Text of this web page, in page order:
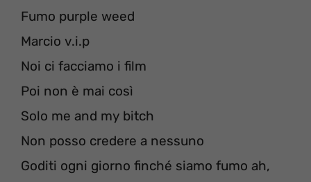
Fumo purple weed
Marcio v.i.p
Noi ci facciamo i film
Poi non è mai così
Solo me and my bitch
Non posso credere a nessuno
Goditi ogni giorno finché siamo fumo ah,